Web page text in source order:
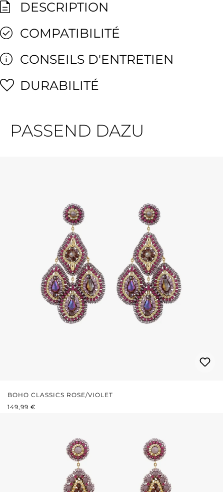
DESCRIPTION
COMPATIBILITÉ
CONSEILS D'ENTRETIEN
DURABILITÉ
PASSEND DAZU
BOHO CLASSICS ROSE/VIOLET
PRIX RÉGULIER :
149,99 €